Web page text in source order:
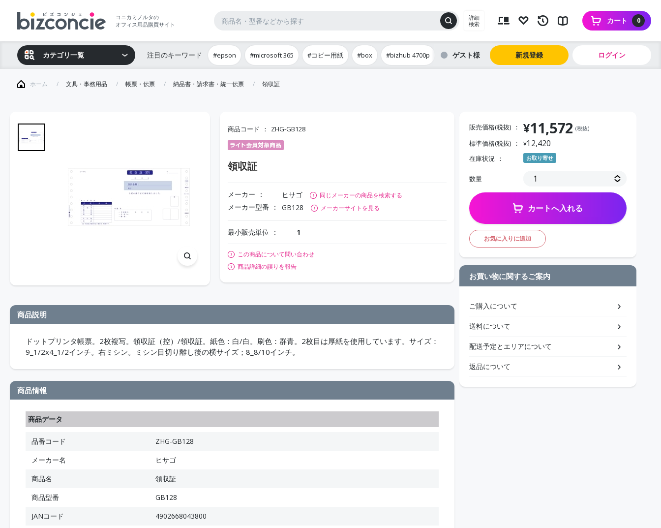
コニカミノルタの
オフィス用品購買サイト
詳細
検索
0
カート
カテゴリ一覧 注目のキーワード #epson #microsoft 365 #コピー用紙 #box #bizhub 4700p ゲスト 新規登録 ログイン
ホーム 文具・事務用品 帳票・伝票 納品書・請求書・統一伝票 領収証
商品コード ZHG-GB128
領収証
メーカー ヒサゴ 同じメーカーの商品を検索する
メーカー型番 GB128 メーカーサイトを見る
最小販売単位 1
この商品について問い合わせ
商品詳細の誤りを報告
商品説明
ドットプリンタ帳票。2枚複写。領収証（控）/領収証。紙色：白/白。刷色：群青。2枚目は厚紙を使用しています。サイズ：
9_1/2x4_1/2インチ。右ミシン。ミシン目切り離し後の横サイズ；8_8/10インチ。
商品情報
商品データ
品番コード
ZHG-GB128
メーカー名
ヒサゴ
商品名
領収証
商品型番
GB128
JANコード
4902668043800
販売価格(税抜) ¥11,572 (税抜)
標準価格(税抜) ¥12,420
在庫状況 お取り寄せ
数量
カートへ入れる
お気に入りに追加
お買い物に関するご案内
ご購入について
送料について
配送予定とエリアについて
返品について